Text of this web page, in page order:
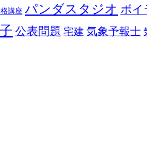
講座 パンダスタジオ ボイ
公表問題 宅建 気象予報士